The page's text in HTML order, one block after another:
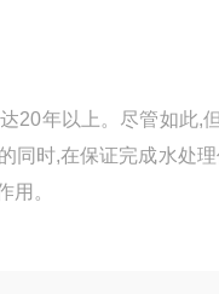
20年以上。尽管如此,
同时,在保证完成水处
用。